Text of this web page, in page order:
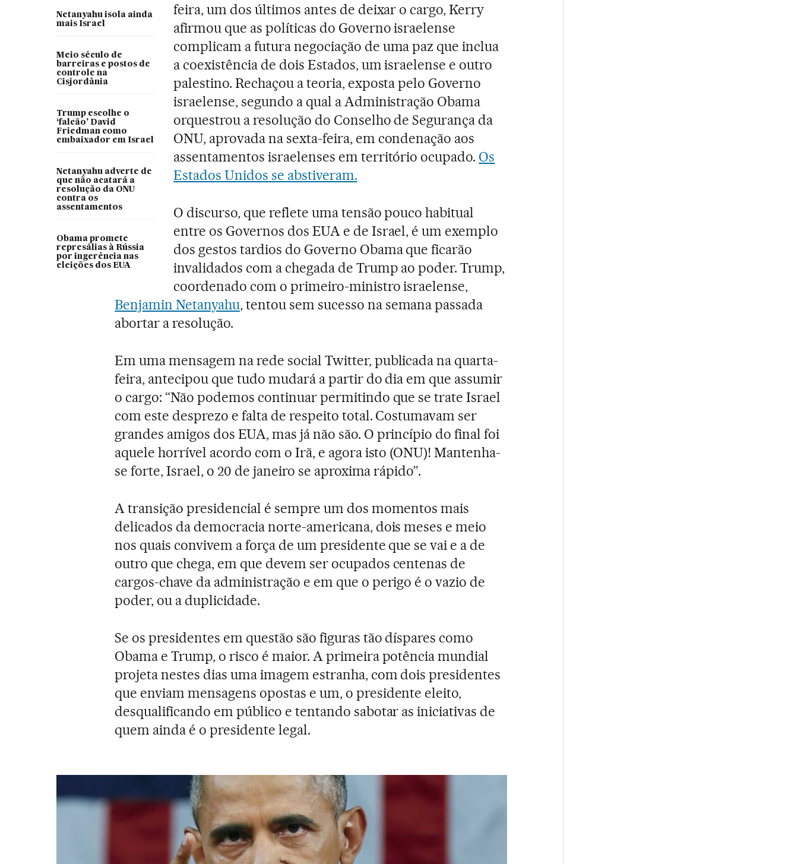
Netanyahu isola ainda
mais Israel
Meio século de
barreiras e postos de
controle na
Cisjordânia
Trump escolhe o
‘falcão’ David
Friedman como
embaixador em Israel
Netanyahu adverte de
que não acatará a
resolução da ONU
contra os
assentamentos
Obama promete
represálias à Rússia
por ingerência nas
eleições dos EUA
feira, um dos últimos antes de deixar o cargo, Kerry
afirmou que as políticas do Governo israelense
complicam a futura negociação de uma paz que inclua
a coexistência de dois Estados, um israelense e outro
palestino. Rechaçou a teoria, exposta pelo Governo
israelense, segundo a qual a Administração Obama
orquestrou a resolução do Conselho de Segurança da
ONU, aprovada na sexta-feira, em condenação aos
assentamentos israelenses em território ocupado. Os
Estados Unidos se abstiveram.
O discurso, que reflete uma tensão pouco habitual
entre os Governos dos EUA e de Israel, é um exemplo
dos gestos tardios do Governo Obama que ficarão
invalidados com a chegada de Trump ao poder. Trump,
coordenado com o primeiro-ministro israelense,
Benjamin Netanyahu, tentou sem sucesso na semana passada
abortar a resolução.
Em uma mensagem na rede social Twitter, publicada na quarta-
feira, antecipou que tudo mudará a partir do dia em que assumir
o cargo: “Não podemos continuar permitindo que se trate Israel
com este desprezo e falta de respeito total. Costumavam ser
grandes amigos dos EUA, mas já não são. O princípio do final foi
aquele horrível acordo com o Irã, e agora isto (ONU)! Mantenha-
se forte, Israel, o 20 de janeiro se aproxima rápido”.
A transição presidencial é sempre um dos momentos mais
delicados da democracia norte-americana, dois meses e meio
nos quais convivem a força de um presidente que se vai e a de
outro que chega, em que devem ser ocupados centenas de
cargos-chave da administração e em que o perigo é o vazio de
poder, ou a duplicidade.
Se os presidentes em questão são figuras tão díspares como
Obama e Trump, o risco é maior. A primeira potência mundial
projeta nestes dias uma imagem estranha, com dois presidentes
que enviam mensagens opostas e um, o presidente eleito,
desqualificando em público e tentando sabotar as iniciativas de
quem ainda é o presidente legal.